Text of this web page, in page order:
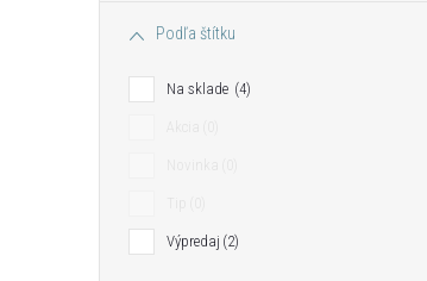
Podľa štítku
Na sklade 4
Výpredaj 2